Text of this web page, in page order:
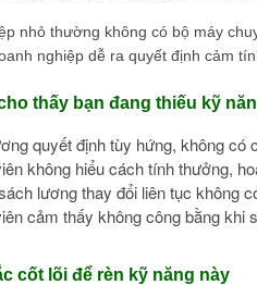
nhỏ thường không có bộ máy
nghiệp dễ ra quyết định cảm
thấy bạn đang thiếu kỹ
quyết định tùy hứng, không có
không hiểu cách tính thưởng,
lương thay đổi liên tục không
cảm thấy không công bằng khi
cốt lõi để rèn kỹ năng này